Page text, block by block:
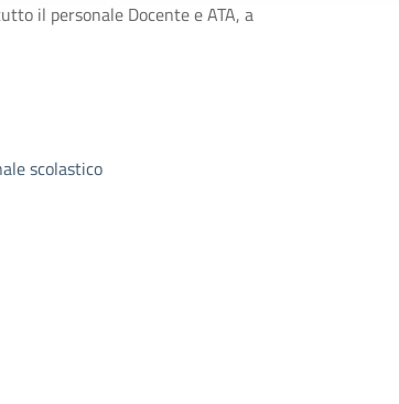
il personale Docente e ATA, a
scolastico